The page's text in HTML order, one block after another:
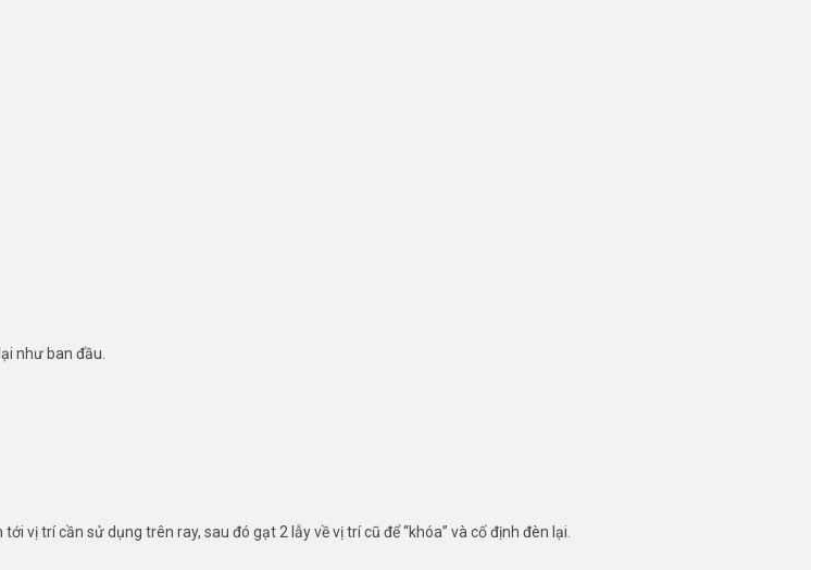
như ban đầu.
vị trí cần sử dụng trên ray, sau đó gạt 2 lẫy về vị trí cũ để “khóa” và cố định đèn lại.